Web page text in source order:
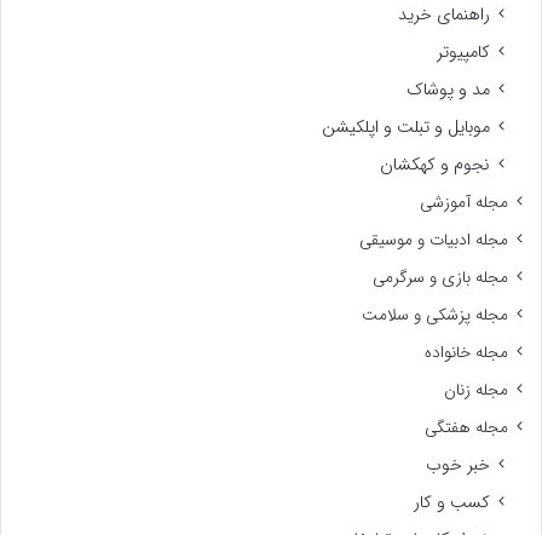
راهنمای خرید
کامپیوتر
مد و پوشاک
موبایل و تبلت و اپلکیشن
نجوم و کهکشان
مجله آموزشی
مجله ادبیات و موسیقی
مجله بازی و سرگرمی
مجله پزشکی و سلامت
مجله خانواده
مجله زنان
مجله هفتگی
خبر خوب
کسب و کار